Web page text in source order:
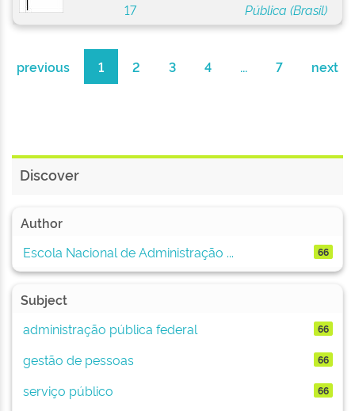
17
Pública (Brasil)
previous 1 2 3 4 ... 7 next
Discover
Author
Escola Nacional de Administração ...
66
Subject
administração pública federal
66
gestão de pessoas 66
serviço público 66